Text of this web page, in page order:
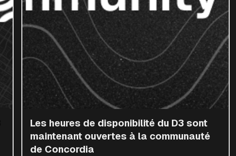
Les heures de disponibilité du D3 sont
maintenant ouvertes à la communauté
de Concordia